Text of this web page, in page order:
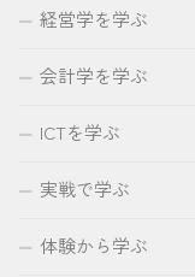
経営学を学ぶ
会計学を学ぶ
ICTを学ぶ
実戦で学ぶ
体験から学ぶ